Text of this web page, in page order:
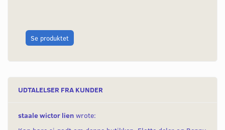
Se produktet
UDTALELSER FRA KUNDER
staale wictor lien wrote: